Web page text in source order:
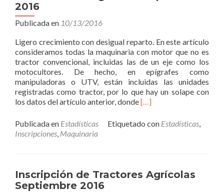
Septiembre
2016
Publicada en 10/13/2016
Ligero crecimiento con desigual reparto. En este artículo
consideramos todas la maquinaria con motor que no es
tractor convencional, incluidas las de un eje como los
motocultores. De hecho, en epígrafes como
manipuladoras o UTV, están incluidas las unidades
registradas como tractor, por lo que hay un solape con
los datos del artículo anterior, dondeRead
about
Agrícolas
Septiembre
[…]
Publicada en Estadísticas Etiquetado con Estadísticas,
Inscripciones, Maquinaria
Inscripción de Tractores Agrícolas
Septiembre 2016